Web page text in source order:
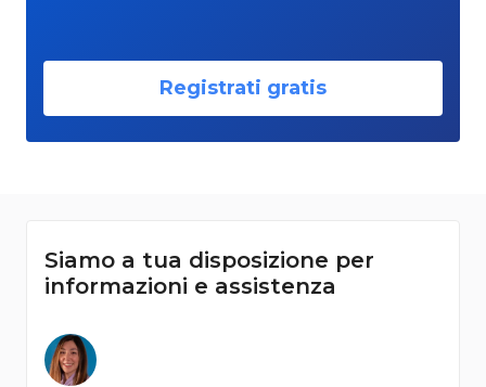
Registrati gratis
Siamo a tua disposizione per
informazioni e assistenza